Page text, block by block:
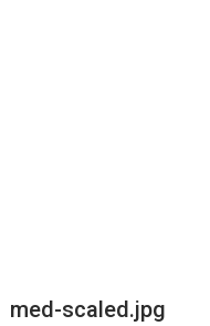
med-scaled.jpg